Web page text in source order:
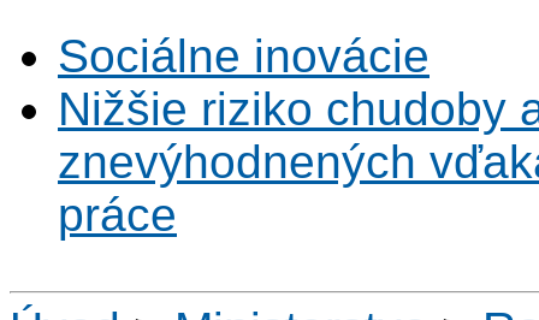
Sociálne inovácie
Nižšie riziko chudoby
znevýhodnených
práce